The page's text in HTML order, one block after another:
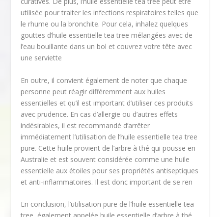
utilisée pour traiter les infections respiratoires telles que
le rhume ou la bronchite. Pour cela, inhalez quelques
gouttes d’huile essentielle tea tree mélangées avec de
l’eau bouillante dans un bol et couvrez votre tête avec
une serviette
En outre, il convient également de noter que chaque
personne peut réagir différemment aux huiles
essentielles et qu’il est important d’utiliser ces produits
avec prudence. En cas d’allergie ou d’autres effets
indésirables, il est recommandé d’arrêter
immédiatement l’utilisation de l’huile essentielle tea tree
pure. Cette huile provient de l’arbre à thé qui pousse en
Australie et est souvent considérée comme une huile
essentielle aux étoiles pour ses propriétés antiseptiques
et anti-inflammatoires. Il est donc important de se ren
En conclusion, l’utilisation pure de l’huile essentielle tea